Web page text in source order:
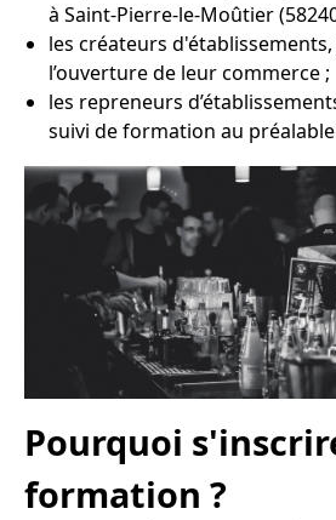
à Saint-Pierre-le-Moûtier
les créateurs
l’ouverture de leur commerce ;
les repreneurs
suivi de formation au
Pourquoi
formation ?